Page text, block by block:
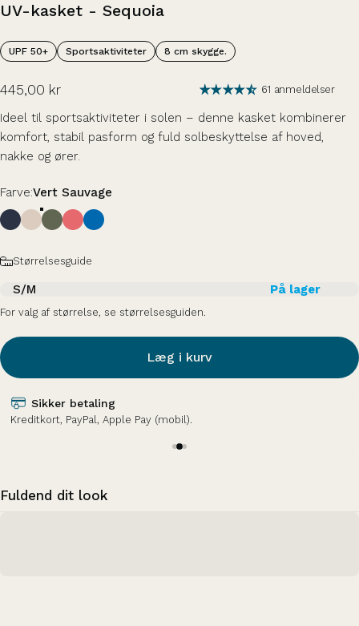
UV-kasket - Sequoia
UPF 50+ Sportsaktiviteter 8 cm skygge.
445,00 kr 61 anmeldelser
Ideel til sportsaktiviteter i solen – denne kasket kombinerer
komfort, stabil pasform og fuld solbeskyttelse af hoved,
nakke og ører.
Farve
Farve:Vert Sauvage
Størrelse
Størrelsesguide
S/M På lager
For valg af størrelse, se størrelsesguiden.
Læg i kurv
Sikker betaling
Kreditkort, PayPal, Apple Pay (mobil).
Fuldend dit look